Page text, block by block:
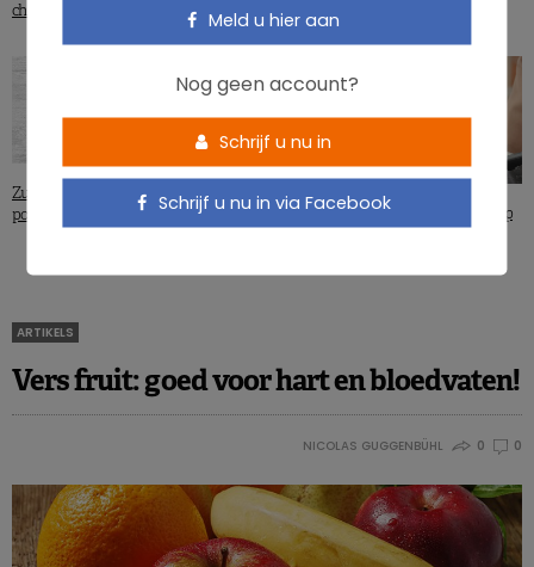
cholesterolspiegel? vaarwel voedingscholesterol?
Zuivelproducten en gezondheid: een
positieve evaluatie
Hoge omega 6 inname: het effect op
de zwangerschap
ARTIKELS
Vers fruit: goed voor hart en bloedvaten!
NICOLAS GUGGENBÜHL 0 0
Meld u hier aan
Nog geen account?
Schrijf u nu in
Schrijf u nu in via Facebook